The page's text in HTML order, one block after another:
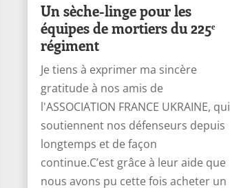
Un sèche-linge pour les
équipes de mortiers du 225ᵉ
régiment
Je tiens à exprimer ma sincère
gratitude à nos amis de
l'ASSOCIATION FRANCE UKRAINE, qui
soutiennent nos défenseurs depuis
longtemps et de façon
continue.C’est grâce à leur aide que
nous avons pu cette fois acheter un